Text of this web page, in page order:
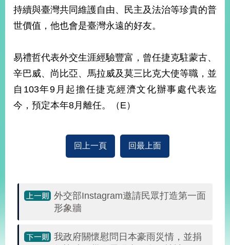
覽
本
部
中
心
外
交
地
國
持續與臺灣共同維護自由、民主及法治等珍貴的普
世價值，他也會是臺灣永遠的好友。
易禮哲代表外交生涯經驗豐富，曾任捷克駐蒙古、
辛巴威、尚比亞、馬拉威及莫三比克大使等職，並
自103年9月起擔任捷克經濟文化辦事處代表迄
今，預定本年8月離任。（E）
回上一頁 回最上面
外交部Instagram邀請民眾打造第一面
形象牆
我政府關懷慰問日本豪雨災情，並捐